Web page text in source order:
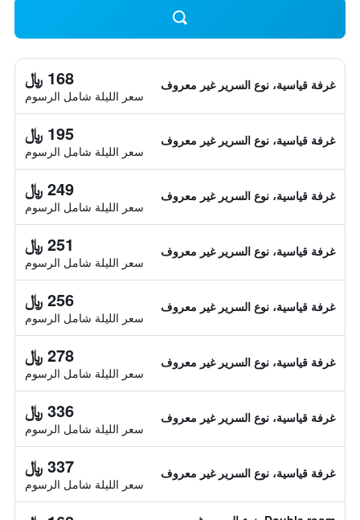
غرفة قياسية، نوع السرير غير معروف 168 ﷼
سعر الليلة شامل الرسوم
غرفة قياسية، نوع السرير غير معروف 195 ﷼
سعر الليلة شامل الرسوم
غرفة قياسية، نوع السرير غير معروف 249 ﷼
سعر الليلة شامل الرسوم
غرفة قياسية، نوع السرير غير معروف 251 ﷼
سعر الليلة شامل الرسوم
غرفة قياسية، نوع السرير غير معروف 256 ﷼
سعر الليلة شامل الرسوم
غرفة قياسية، نوع السرير غير معروف 278 ﷼
سعر الليلة شامل الرسوم
غرفة قياسية، نوع السرير غير معروف 336 ﷼
سعر الليلة شامل الرسوم
غرفة قياسية، نوع السرير غير معروف 337 ﷼
سعر الليلة شامل الرسوم